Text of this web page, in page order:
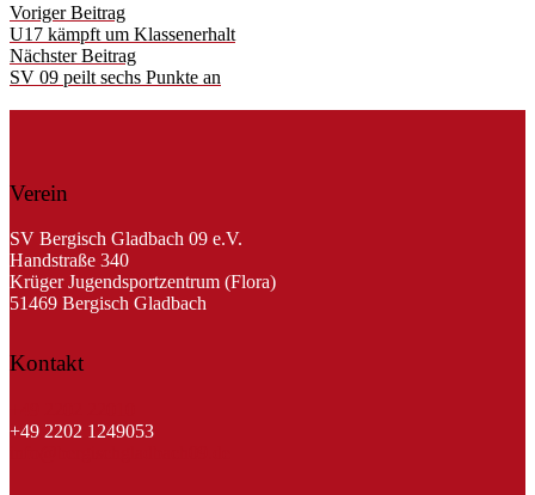
navigation
Voriger Beitrag
U17 kämpft um Klassenerhalt
Nächster Beitrag
SV 09 peilt sechs Punkte an
Verein
SV Bergisch Gladbach 09 e.V.
Handstraße 340
Krüger Jugendsportzentrum (Flora)
51469 Bergisch Gladbach
Kontakt
+49 2202 1249053